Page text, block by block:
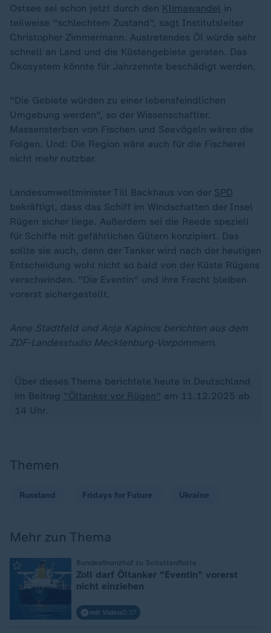
Ostsee sei schon jetzt durch den Klimawandel in
teilweise "schlechtem Zustand", sagt Institutsleiter
Christopher Zimmermann. Austretendes Öl würde sehr
schnell an Land und die Küstengebiete geraten. Das
Ökosystem könnte für Jahrzehnte beschädigt werden.
"Die Gebiete würden zu einer lebensfeindlichen
Umgebung werden", so der Wissenschaftler.
Massensterben von Fischen und Seevögeln wären die
Folgen. Und: Die Region wäre auch für die Fischerei
nicht mehr nutzbar.
Landesumweltminister Till Backhaus von der SPD
bekräftigt, dass das Schiff im Windschatten der Insel
Rügen sicher liege. Außerdem sei die Reede speziell
für Schiffe mit gefährlichen Gütern konzipiert. Das
sollte sie auch, denn der Tanker wird nach der heutigen
Entscheidung wohl nicht so bald von der Küste Rügens
verschwinden. "Die Eventin" und ihre Fracht bleiben
vorerst sichergestellt.
Anne Stadtfeld und Anja Kapinos berichten aus dem
ZDF-Landesstudio Mecklenburg-Vorpommern.
Über dieses Thema berichtete heute in Deutschland
im Beitrag "Öltanker vor Rügen" am 11.12.2025 ab
14 Uhr.
Themen
Russland Fridays for Future Ukraine
Mehr zun Thema
Bundesfinanzhof zu Schattenflotte
Zoll darf Öltanker "Eventin" vorerst
nicht einziehen
mit Video0:37